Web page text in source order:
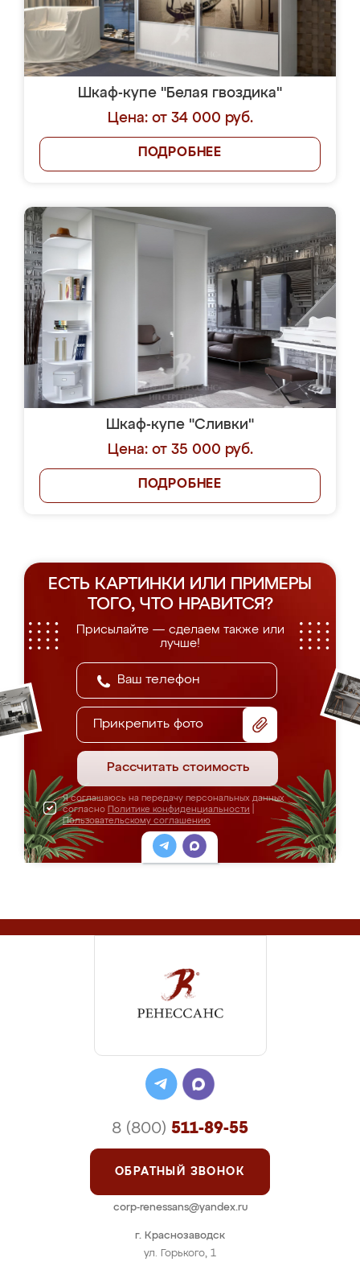
Шкаф-купе "Белая гвоздика"
Цена: от 34 000 руб.
ПОДРОБНЕЕ
Шкаф-купе "Сливки"
Цена: от 35 000 руб.
ПОДРОБНЕЕ
ЕСТЬ КАРТИНКИ ИЛИ ПРИМЕРЫ
ТОГО, ЧТО НРАВИТСЯ?
Присылайте — сделаем также или
лучше!
Прикрепить фото
Рассчитать стоимость
Я соглашаюсь на передачу персональных данных
согласно Политике конфиденциальности
Пользовательскому соглашению
г. Краснозаводск
ул. Горького, 1
8 (800) 511-89-55
ОБРАТНЫЙ ЗВОНОК
corp-renessans@yandex.ru